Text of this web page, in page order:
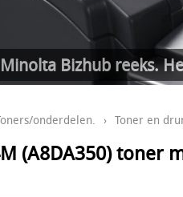
Bizhub reeks.
onderdelen. › Toner en
(A8DA350) toner